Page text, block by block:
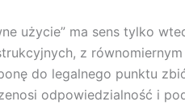
użycie” ma sens tylko
z
do legalnego punktu
odpowiedzialność i